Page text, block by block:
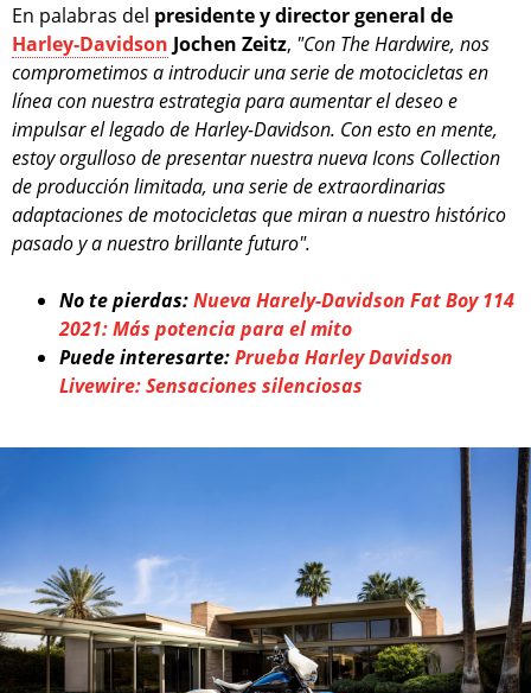
En palabras del presidente y director general de
Harley-Davidson Jochen Zeitz, "Con The Hardwire, nos
comprometimos a introducir una serie de motocicletas en
línea con nuestra estrategia para aumentar el deseo e
impulsar el legado de Harley-Davidson. Con esto en mente,
estoy orgulloso de presentar nuestra nueva Icons Collection
de producción limitada, una serie de extraordinarias
adaptaciones de motocicletas que miran a nuestro histórico
pasado y a nuestro brillante futuro".
No te pierdas:Nueva Harely-Davidson Fat Boy 114
2021: Más potencia para el mito
Puede interesarte:Prueba Harley Davidson
Livewire: Sensaciones silenciosas